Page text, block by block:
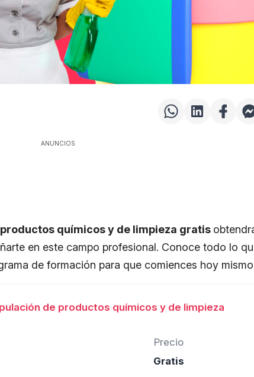
ANUNCIOS
químicos y de limpieza gratis
en este campo profesional. Conoce todo lo
de formación para que comiences hoy
de productos químicos y de limpieza
Precio
Gratis